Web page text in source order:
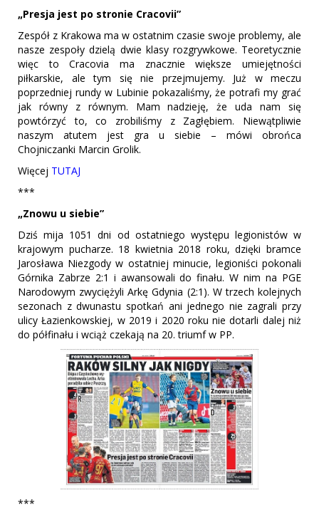
„Presja jest po stronie Cracovii”
Zespół z Krakowa ma w ostatnim czasie swoje problemy, ale
nasze zespoły dzielą dwie klasy rozgrywkowe. Teoretycznie
więc to Cracovia ma znacznie większe umiejętności
piłkarskie, ale tym się nie przejmujemy. Już w meczu
poprzedniej rundy w Lubinie pokazaliśmy, że potrafi my grać
jak równy z równym. Mam nadzieję, że uda nam się
powtórzyć to, co zrobiliśmy z Zagłębiem. Niewątpliwie
naszym atutem jest gra u siebie – mówi obrońca
Chojniczanki Marcin Grolik.
Więcej TUTAJ
***
„Znowu u siebie”
Dziś mija 1051 dni od ostatniego występu legionistów w
krajowym pucharze. 18 kwietnia 2018 roku, dzięki bramce
Jarosława Niezgody w ostatniej minucie, legioniści pokonali
Górnika Zabrze 2:1 i awansowali do finału. W nim na PGE
Narodowym zwyciężyli Arkę Gdynia (2:1). W trzech kolejnych
sezonach z dwunastu spotkań ani jednego nie zagrali przy
ulicy Łazienkowskiej, w 2019 i 2020 roku nie dotarli dalej niż
do półfinału i wciąż czekają na 20. triumf w PP.
***